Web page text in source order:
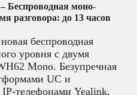
Беспроводная моно-
разговора: до 13 часов
беспроводная
уровня с двумя
Mono. Безупречная
UC и
IP-телефонами Yealink.